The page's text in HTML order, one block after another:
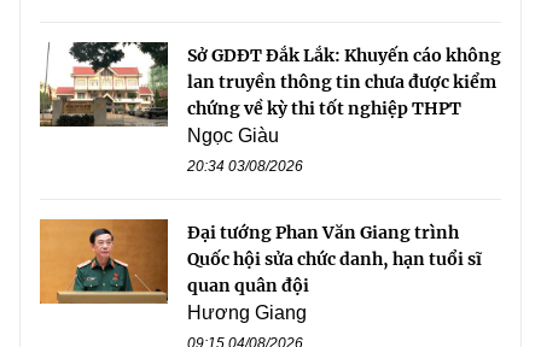
Sở GDĐT Đắk Lắk: Khuyến cáo không
lan truyền thông tin chưa được kiểm
chứng về kỳ thi tốt nghiệp THPT
Ngọc Giàu
20:34 03/08/2026
Đại tướng Phan Văn Giang trình
Quốc hội sửa chức danh, hạn tuổi sĩ
quan quân đội
Hương Giang
09:15 04/08/2026